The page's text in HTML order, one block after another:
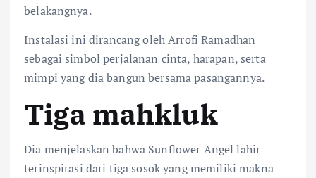
belakangnya.
Instalasi ini dirancang oleh Arrofi Ramadhan
sebagai simbol perjalanan cinta, harapan, serta
mimpi yang dia bangun bersama pasangannya.
Tiga mahkluk
Dia menjelaskan bahwa Sunflower Angel lahir
terinspirasi dari tiga sosok yang memiliki makna